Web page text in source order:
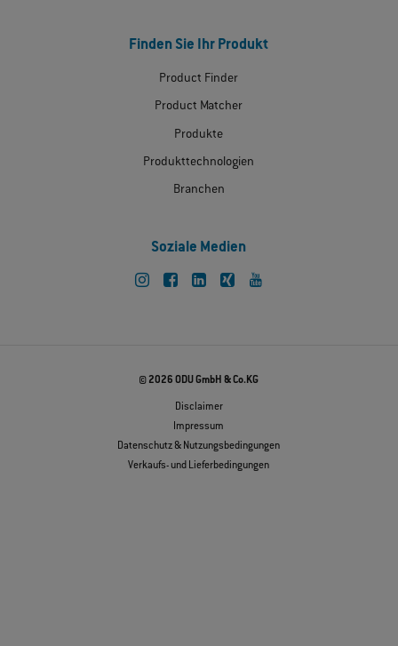
Finden Sie Ihr Produkt
Product Finder
Product Matcher
Produkte
Produkttechnologien
Branchen
Soziale Medien
© 2026 ODU GmbH & Co.KG
Disclaimer
Impressum
Datenschutz & Nutzungsbedingungen
Verkaufs- und Lieferbedingungen